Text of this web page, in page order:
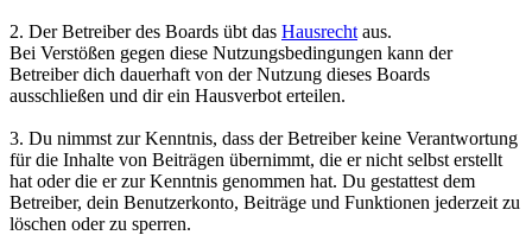
2. Der Betreiber des Boards übt das Hausrecht aus.
Bei Verstößen gegen diese Nutzungsbedingungen kann der
Betreiber dich dauerhaft von der Nutzung dieses Boards
ausschließen und dir ein Hausverbot erteilen.
3. Du nimmst zur Kenntnis, dass der Betreiber keine Verantwortung
für die Inhalte von Beiträgen übernimmt, die er nicht selbst erstellt
hat oder die er zur Kenntnis genommen hat. Du gestattest dem
Betreiber, dein Benutzerkonto, Beiträge und Funktionen jederzeit zu
löschen oder zu sperren.